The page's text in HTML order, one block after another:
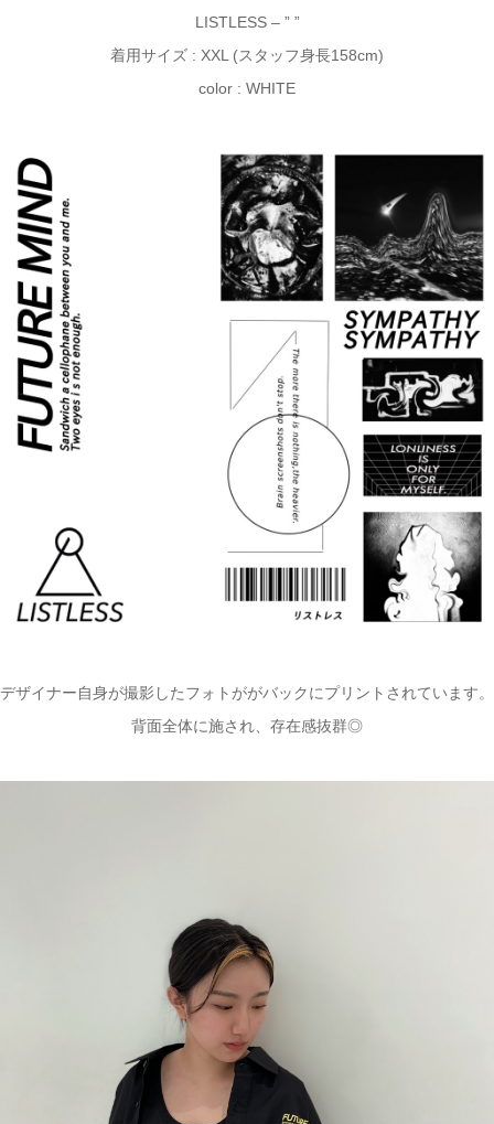
LISTLESS – ” ”
着用サイズ : XXL (スタッフ身長158cm)
color : WHITE
デザイナー自身が撮影したフォトががバックにプリントされています。
背面全体に施され、存在感抜群◎